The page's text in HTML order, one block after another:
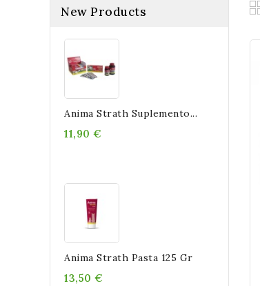
New Products
Anima Strath Suplemento...
11,90 €
Anima Strath Pasta 125 Gr
13,50 €